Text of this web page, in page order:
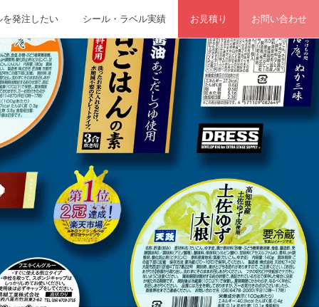
を発注したい シール・ラベル実績 お見積り お問い合わせ